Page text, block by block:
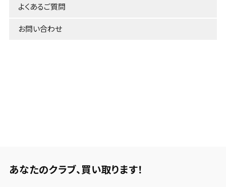
よくあるご質問
お問い合わせ
あなたのクラブ、 買い取ります！